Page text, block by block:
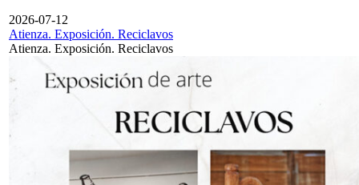
2026-07-12
Atienza. Exposición. Reciclavos
Atienza. Exposición. Reciclavos